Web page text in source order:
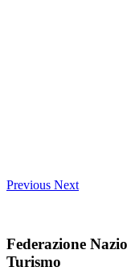
Previous Next
Federazione
Turismo